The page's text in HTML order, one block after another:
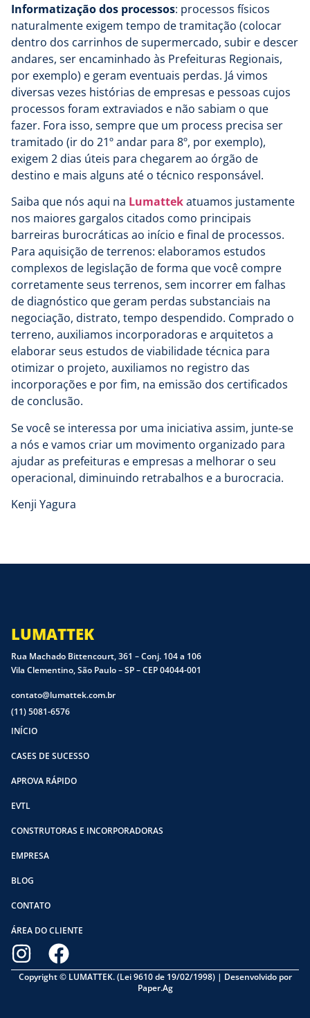
Informatização dos processos: processos físicos
naturalmente exigem tempo de tramitação (colocar
dentro dos carrinhos de supermercado, subir e descer
andares, ser encaminhado às Prefeituras Regionais,
por exemplo) e geram eventuais perdas. Já vimos
diversas vezes histórias de empresas e pessoas cujos
processos foram extraviados e não sabiam o que
fazer. Fora isso, sempre que um process precisa ser
tramitado (ir do 21º andar para 8º, por exemplo),
exigem 2 dias úteis para chegarem ao órgão de
destino e mais alguns até o técnico responsável.
Saiba que nós aqui na Lumattekatuamos justamente
nos maiores gargalos citados como principais
barreiras burocráticas ao início e final de processos.
Para aquisição de terrenos: elaboramos estudos
complexos de legislação de forma que você compre
corretamente seus terrenos, sem incorrer em falhas
de diagnóstico que geram perdas substanciais na
negociação, distrato, tempo despendido. Comprado o
terreno, auxiliamos incorporadoras e arquitetos a
elaborar seus estudos de viabilidade técnica para
otimizar o projeto, auxiliamos no registro das
incorporações e por fim, na emissão dos certificados
de conclusão.
Se você se interessa por uma iniciativa assim, junte-se
a nós e vamos criar um movimento organizado para
ajudar as prefeituras e empresas a melhorar o seu
operacional, diminuindo retrabalhos e a burocracia.
Kenji Yagura
LUMATTEK
Rua Machado Bittencourt, 361 – Conj. 104 a 106
Vila Clementino, São Paulo – SP – CEP 04044-001
contato@lumattek.com.br
(11) 5081-6576
INÍCIO
CASES DE SUCESSO
APROVA RÁPIDO
EVTL
CONSTRUTORAS E INCORPORADORAS
EMPRESA
BLOG
CONTATO
ÁREA DO CLIENTE
Copyright © LUMATTEK. (Lei 9610 de 19/02/1998) | Desenvolvido por
Paper.Ag